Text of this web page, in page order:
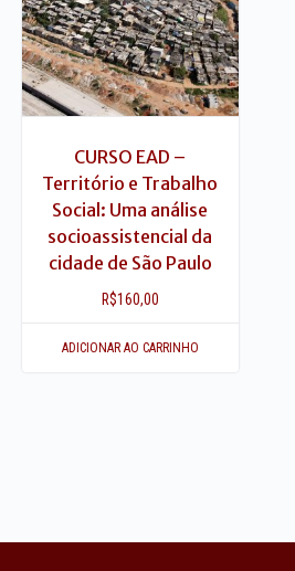
CURSO EAD –
Território e Trabalho
Social: Uma análise
socioassistencial da
cidade de São Paulo
R$160,00
ADICIONAR AO CARRINHO